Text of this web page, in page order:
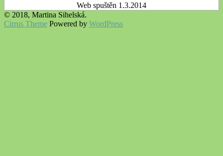
Web spuštěn 1.3.2014
© 2018, Martina Sihelská.
Cirrus Theme Powered by WordPress